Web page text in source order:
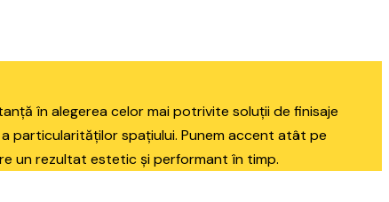
în alegerea celor mai potrivite soluții de finisaje
particularităților spațiului. Punem accent atât pe
un rezultat estetic și performant în timp.